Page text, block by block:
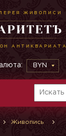
ЖИВОПИСИ
АНТИКВАРИАТА
BYN
Живопись